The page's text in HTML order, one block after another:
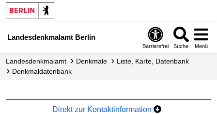
Landesdenkmalamt Berlin
Barrierefrei Suche Menü
Landesdenkmalamt Denkmale
Liste, Karte, Datenbank
Denkmal­datenbank
Direkt zur Kontaktinformation